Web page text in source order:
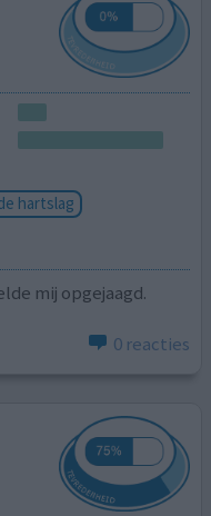
hartslag
mij opgejaagd.
0 reacties